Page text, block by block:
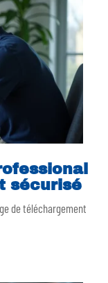
sécurisé
de téléchargement